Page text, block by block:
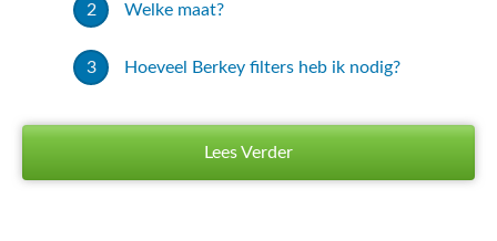
Welke maat?
Hoeveel Berkey filters heb ik nodig?
Lees Verder